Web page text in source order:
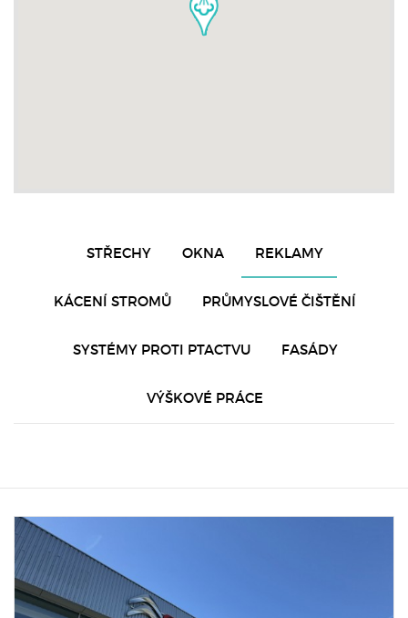
STŘECHY OKNA REKLAMY
KÁCENÍ STROMŮ PRŮMYSLOVÉ ČIŠTĚNÍ
SYSTÉMY PROTI PTACTVU FASÁDY
VÝŠKOVÉ PRÁCE